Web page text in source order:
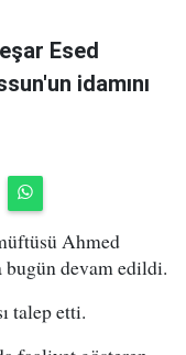
Esed
idamını
Ahmed
bugün devam edildi.
talep etti.